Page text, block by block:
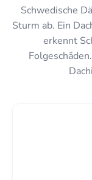
Schwedische
Sturm ab. Ein
erkennt